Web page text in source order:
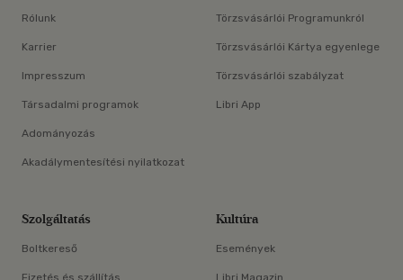
Rólunk
Karrier
Impresszum
Társadalmi programok
Adományozás
Akadálymentesítési nyilatkozat
Törzsvásárlói Programunkról
Törzsvásárlói Kártya egyenlege
Törzsvásárlói szabályzat
Libri App
Szolgáltatás
Boltkereső
Fizetés és szállítás
Kultúra
Események
Libri Magazin